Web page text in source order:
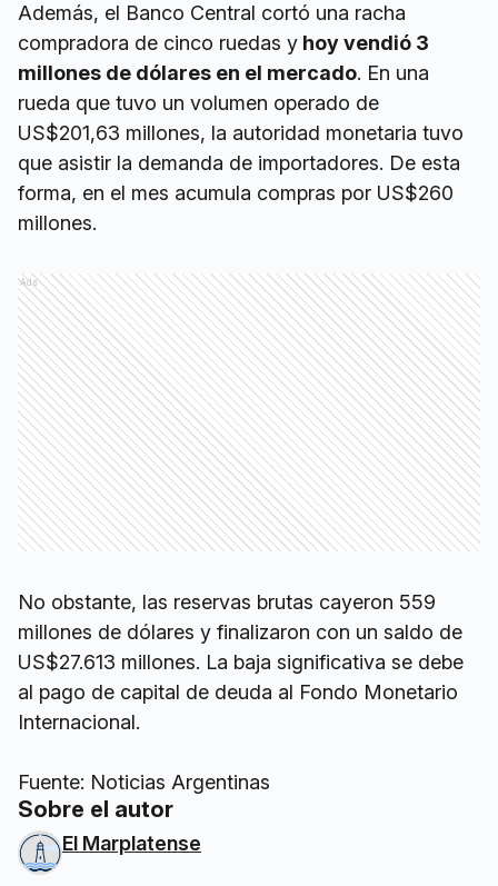
Además, el Banco Central cortó una racha
compradora de cinco ruedas y hoy vendió 3
millones de dólares en el mercado. En una
rueda que tuvo un volumen operado de
US$201,63 millones, la autoridad monetaria tuvo
que asistir la demanda de importadores. De esta
forma, en el mes acumula compras por US$260
millones.
Ads
No obstante, las reservas brutas cayeron 559
millones de dólares y finalizaron con un saldo de
US$27.613 millones. La baja significativa se debe
al pago de capital de deuda al Fondo Monetario
Internacional.
Fuente: Noticias Argentinas
Sobre el autor
El Marplatense